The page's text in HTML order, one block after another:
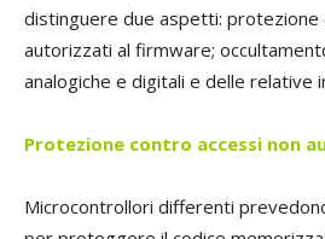
distinguere due aspetti: protezione
autorizzati al firmware;
analogiche e digitali e delle relative
Protezione contro accessi non
Microcontrollori differenti